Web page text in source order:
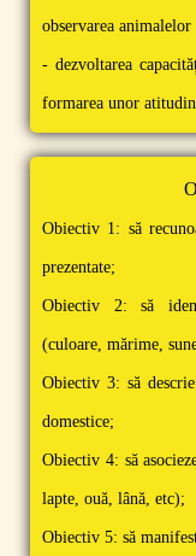
observarea animalelor
- dezvoltarea
formarea unor
Obiectiv 1: să
prezentate;
Obiectiv 2: să
(culoare, mărime,
Obiectiv 3: să
domestice;
Obiectiv 4: să
lapte, ouă, lână, etc);
Obiectiv 5: să